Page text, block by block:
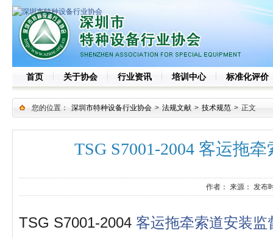
首页 关于协会 行业资讯 培训中心 标准化评价
您的位置： 深圳市特种设备行业协会 > 法规文献 > 技术规范 > 正文
TSG S7001-2004 客运拖
作者： 来源： 发布
TSG S7001-2004 客运拖牵索道安装